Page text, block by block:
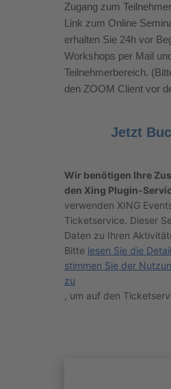
Zugang zum
Link zum Online
erhalten Sie 24h vor
Workshops per Mail
Teilnehmerbereich.
den ZOOM Client vor
Jetzt
Wir benötigen Ihre
den Xing Plugin-
verwenden XING
Ticketservice. Dieser
Daten zu Ihren
Bitte lesen Sie die
stimmen Sie der
zu
, um auf den